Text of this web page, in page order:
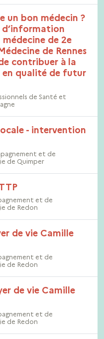
un bon médecin ?
de 2e
de Rennes
contribuer à la
qualité de futur
de Santé et
- intervention
et de
de Quimper
et de
de Redon
de vie Camille
et de
de Redon
de vie Camille
et de
de Redon